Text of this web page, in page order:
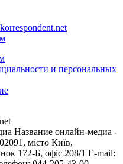
и персональных
Название онлайн-медиа -
місто Київ,
172-Б, офіс 208/1 E-mail: